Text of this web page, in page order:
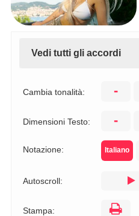
Vedi tutti gli accordi
Cambia tonalità: -
Dimensioni Testo: -
Notazione: Italiano
Autoscroll:
Stampa: